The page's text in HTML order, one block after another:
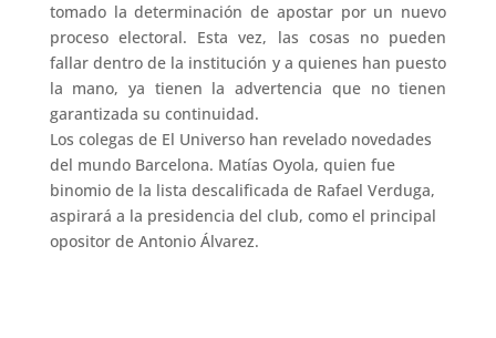
tomado la determinación de apostar por un nuevo
proceso electoral. Esta vez, las cosas no pueden
fallar dentro de la institución y a quienes han puesto
la mano, ya tienen la advertencia que no tienen
garantizada su continuidad.
Los colegas de El Universo han revelado novedades
del mundo Barcelona. Matías Oyola, quien fue
binomio de la lista descalificada de Rafael Verduga,
aspirará a la presidencia del club, como el principal
opositor de Antonio Álvarez.